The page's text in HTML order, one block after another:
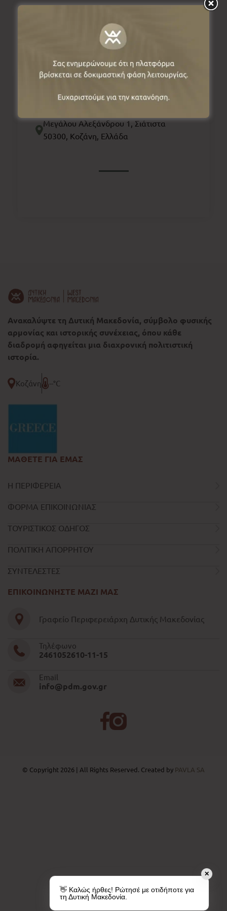
Πληροφορίες
Μεγάλου Αλεξάνδρου 1, Σιάτιστα
50300, Κοζάνη, Ελλάδα
Ανακαλύψτε τη Δυτική Μακεδονία, σύμβολο φυσικής
αρμονίας και ιστορικής συνέχειας, όπου κάθε
διαδρομή αφηγείται μια διαχρονική πολιτιστική
ιστορία.
Κοζάνη --°C
ΜΑΘΕΤΕ ΓΙΑ ΕΜΑΣ
Η ΠΕΡΙΦΕΡΕΙΑ
ΦΟΡΜΑ ΕΠΙΚΟΙΝΩΝΙΑΣ
ΤΟΥΡΙΣΤΙΚΟΣ ΟΔΗΓΟΣ
ΠΟΛΙΤΙΚΗ ΑΠΟΡΡΗΤΟΥ
ΣΥΝΤΕΛΕΣΤΕΣ
ΕΠΙΚΟΙΝΩΝΗΣΤΕ ΜΑΖΙ ΜΑΣ
Γραφείο Περιφερειάρχη Δυτικής Μακεδονίας
Τηλέφωνο
2461052610-11-15
Email
info@pdm.gov.gr
© Copyright 2026 | All Rights Reserved. Created by PAVLA SA
✕
👋 Καλώς ήρθες! Ρώτησέ με οτιδήποτε για
τη Δυτική Μακεδονία.